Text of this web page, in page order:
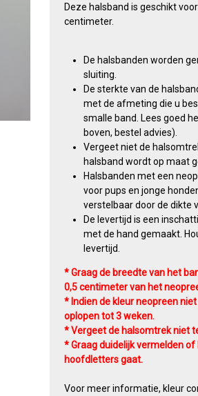
Deze halsband is geschikt
centimeter.
De halsbanden worden
sluiting.
De sterkte van de
met de afmeting die u
smalle band. Lees goed
boven, bestel advies).
Vergeet niet de
halsband wordt op maat
Halsbanden met een
voor pups en jonge
verstelbaar door de dikte
De levertijd is een
met de hand gemaakt.
levertijd.
* Graag de breedte van het
0,5 centimeter van het
* Indien de kleur neopreen
oplopen tot 3 weken.
* Vergeet de halsomtrek niet
* Graag duidelijk vermelden
hoofdletters gaat.
Voor meer informatie, kleur